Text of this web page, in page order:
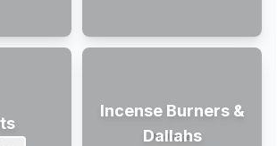
Incense Burners &
Dallahs